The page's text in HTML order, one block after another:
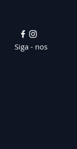
Siga - nos